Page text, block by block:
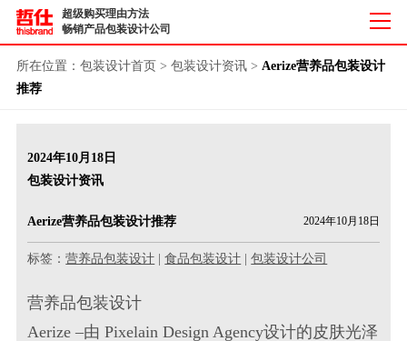
超级购买理由方法
畅销产品包装设计公司
所在位置： 包装设计首页 > 包装设计资讯> Aerize营养品包装设计
推荐
2024年10月18日
包装设计资讯
Aerize营养品包装设计推荐 2024年10月18日
标签：营养品包装设计 |食品包装设计 |包装设计公司
营养品包装设计
Aerize –由 Pixelain Design Agency设计的皮肤光泽